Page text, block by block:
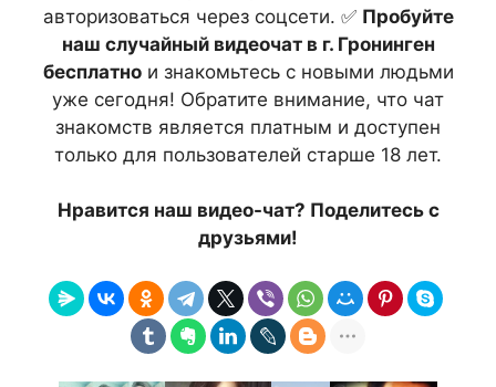
авторизоваться через соцсети. ✅ Пробуйте
наш случайный видеочат в г. Гронинген
бесплатнои знакомьтесь с новыми людьми
уже сегодня! Обратите внимание, что чат
знакомств является платным и доступен
только для пользователей старше 18 лет.
Нравится наш видео-чат? Поделитесь с
друзьями!